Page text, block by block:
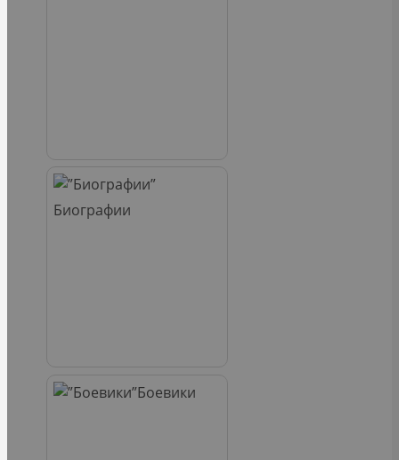
Биографии
Боевики